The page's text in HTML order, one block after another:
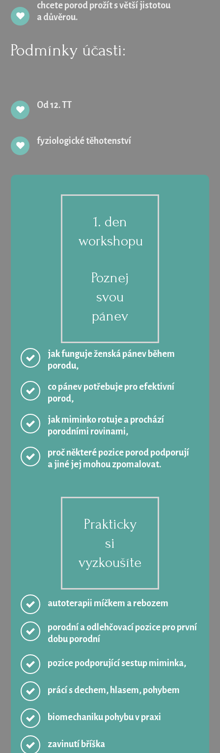
chcete porod prožít s větší jistotou
a důvěrou.
Podmínky účasti:
Od 12. TT
fyziologické těhotenství
1. den
workshopu
Poznej
svou
pánev
jak funguje ženská pánev během
porodu,
co pánev potřebuje pro efektivní
porod,
jak miminko rotuje a prochází
porodními rovinami,
proč některé pozice porod podporují
a jiné jej mohou zpomalovat.
Prakticky
si
vyzkoušíte
autoterapii míčkem a rebozem
porodní a odlehčovací pozice pro první
dobu porodní
pozice podporující sestup miminka,
prácí s dechem, hlasem, pohybem
biomechaniku pohybu v praxi
zavinutí bříška